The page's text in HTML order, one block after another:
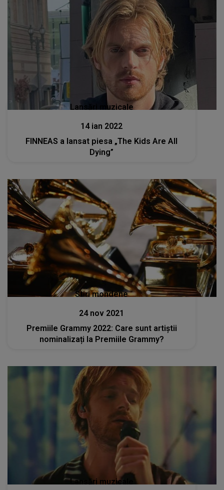
Lansări muzicale
14 ian 2022
FINNEAS a lansat piesa „The Kids Are All
Dying”
Stiri mondene
24 nov 2021
Premiile Grammy 2022: Care sunt artiștii
nominalizați la Premiile Grammy?
Lansări muzicale